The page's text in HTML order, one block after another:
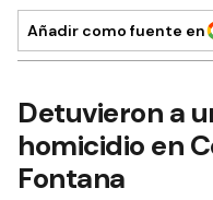
Añadir como fuente en
Detuvieron a
homicidio en
Fontana